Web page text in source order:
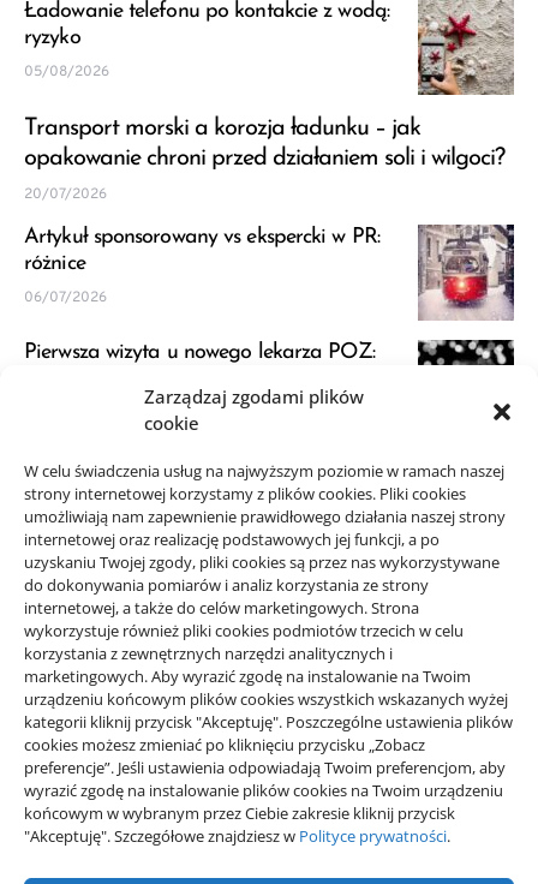
Zarządzaj zgodami plików
cookie
W celu świadczenia usług na najwyższym poziomie w ramach naszej
strony internetowej korzystamy z plików cookies. Pliki cookies
umożliwiają nam zapewnienie prawidłowego działania naszej strony
internetowej oraz realizację podstawowych jej funkcji, a po
uzyskaniu Twojej zgody, pliki cookies są przez nas wykorzystywane
do dokonywania pomiarów i analiz korzystania ze strony
internetowej, a także do celów marketingowych. Strona
wykorzystuje również pliki cookies podmiotów trzecich w celu
korzystania z zewnętrznych narzędzi analitycznych i
marketingowych. Aby wyrazić zgodę na instalowanie na Twoim
urządzeniu końcowym plików cookies wszystkich wskazanych wyżej
kategorii kliknij przycisk "Akceptuję". Poszczególne ustawienia plików
cookies możesz zmieniać po kliknięciu przycisku „Zobacz
preferencje”. Jeśli ustawienia odpowiadają Twoim preferencjom, aby
wyrazić zgodę na instalowanie plików cookies na Twoim urządzeniu
końcowym w wybranym przez Ciebie zakresie kliknij przycisk
"Akceptuję". Szczegółowe znajdziesz w Polityce prywatności.
Ładowanie telefonu po kontakcie z wodą:
ryzyko
05/08/2026
Transport morski a korozja ładunku – jak
opakowanie chroni przed działaniem soli i wilgoci?
20/07/2026
Artykuł sponsorowany vs ekspercki w PR:
różnice
06/07/2026
Pierwsza wizyta u nowego lekarza POZ:
JDG a VAT: kiedy zapytać księgową przed
startem
21/06/2026
Projekty domów Rzeszów
wizytówki nap